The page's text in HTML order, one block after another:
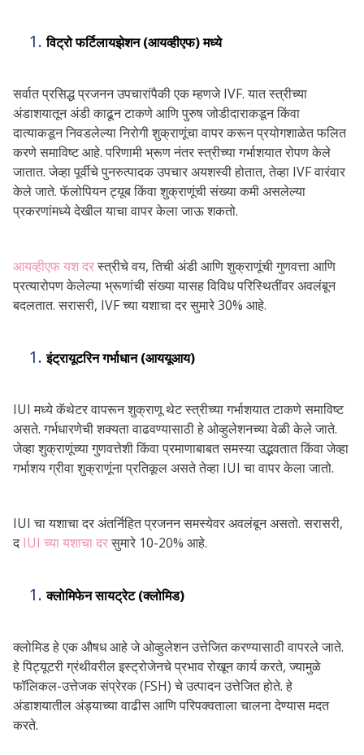
विट्रो फर्टिलायझेशन (आयव्हीएफ) मध्ये
सर्वात प्रसिद्ध प्रजनन उपचारांपैकी एक म्हणजे IVF. यात स्त्रीच्या
अंडाशयातून अंडी काढून टाकणे आणि पुरुष जोडीदाराकडून किंवा
दात्याकडून निवडलेल्या निरोगी शुक्राणूंचा वापर करून प्रयोगशाळेत फलित
करणे समाविष्ट आहे. परिणामी भ्रूण नंतर स्त्रीच्या गर्भाशयात रोपण केले
जातात. जेव्हा पूर्वीचे पुनरुत्पादक उपचार अयशस्वी होतात, तेव्हा IVF वारंवार
केले जाते. फॅलोपियन ट्यूब किंवा शुक्राणूंची संख्या कमी असलेल्या
प्रकरणांमध्ये देखील याचा वापर केला जाऊ शकतो.
आयव्हीएफ यश दरस्त्रीचे वय, तिची अंडी आणि शुक्राणूंची गुणवत्ता आणि
प्रत्यारोपण केलेल्या भ्रूणांची संख्या यासह विविध परिस्थितींवर अवलंबून
बदलतात. सरासरी, IVF च्या यशाचा दर सुमारे 30% आहे.
इंट्रायूटरिन गर्भाधान (आययूआय)
IUI मध्ये कॅथेटर वापरून शुक्राणू थेट स्त्रीच्या गर्भाशयात टाकणे समाविष्ट
असते. गर्भधारणेची शक्यता वाढवण्यासाठी हे ओव्हुलेशनच्या वेळी केले जाते.
जेव्हा शुक्राणूंच्या गुणवत्तेशी किंवा प्रमाणाबाबत समस्या उद्भवतात किंवा जेव्हा
गर्भाशय ग्रीवा शुक्राणूंना प्रतिकूल असते तेव्हा IUI चा वापर केला जातो.
IUI चा यशाचा दर अंतर्निहित प्रजनन समस्येवर अवलंबून असतो. सरासरी,
दIUI च्या यशाचा दरसुमारे 10-20% आहे.
क्लोमिफेन सायट्रेट (क्लोमिड)
क्लोमिड हे एक औषध आहे जे ओव्हुलेशन उत्तेजित करण्यासाठी वापरले जाते.
हे पिट्यूटरी ग्रंथीवरील इस्ट्रोजेनचे प्रभाव रोखून कार्य करते, ज्यामुळे
फॉलिकल-उत्तेजक संप्रेरक (FSH) चे उत्पादन उत्तेजित होते. हे
अंडाशयातील अंड्याच्या वाढीस आणि परिपक्वताला चालना देण्यास मदत
करते.